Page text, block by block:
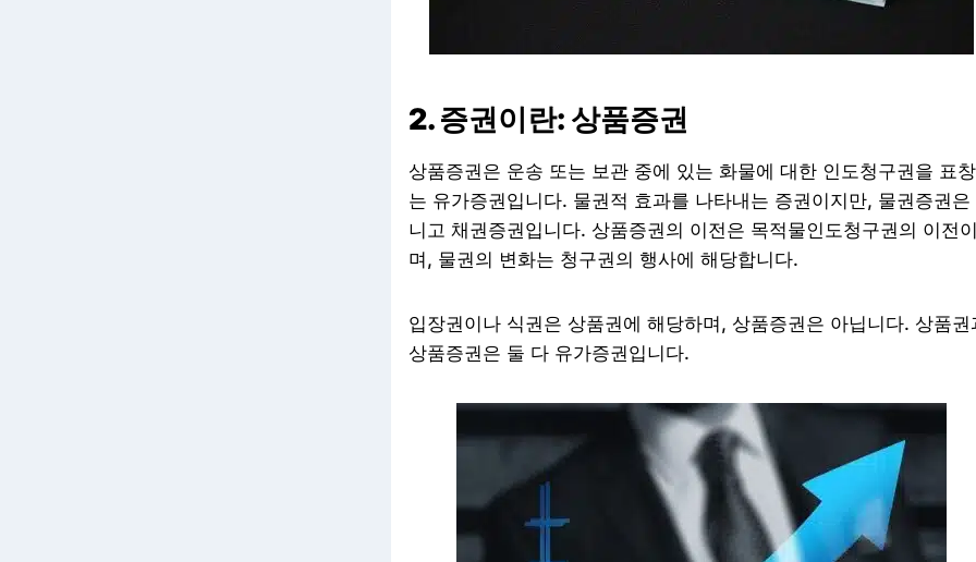
2. 증권이란: 상품증권
상품증권은 운송 또는 보관 중에 있는 화물에 대한 인도청구권을 표
는 유가증권입니다. 물권적 효과를 나타내는 증권이지만, 물권증권은
니고 채권증권입니다. 상품증권의 이전은 목적물인도청구권의 이전
며, 물권의 변화는 청구권의 행사에 해당합니다.
입장권이나 식권은 상품권에 해당하며, 상품증권은 아닙니다. 상품권
상품증권은 둘 다 유가증권입니다.